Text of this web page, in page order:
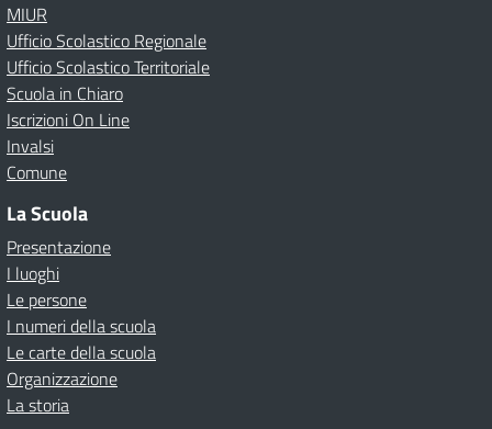
MIUR
Ufficio Scolastico Regionale
Ufficio Scolastico Territoriale
Scuola in Chiaro
Iscrizioni On Line
Invalsi
Comune
La Scuola
Presentazione
I luoghi
Le persone
I numeri della scuola
Le carte della scuola
Organizzazione
La storia